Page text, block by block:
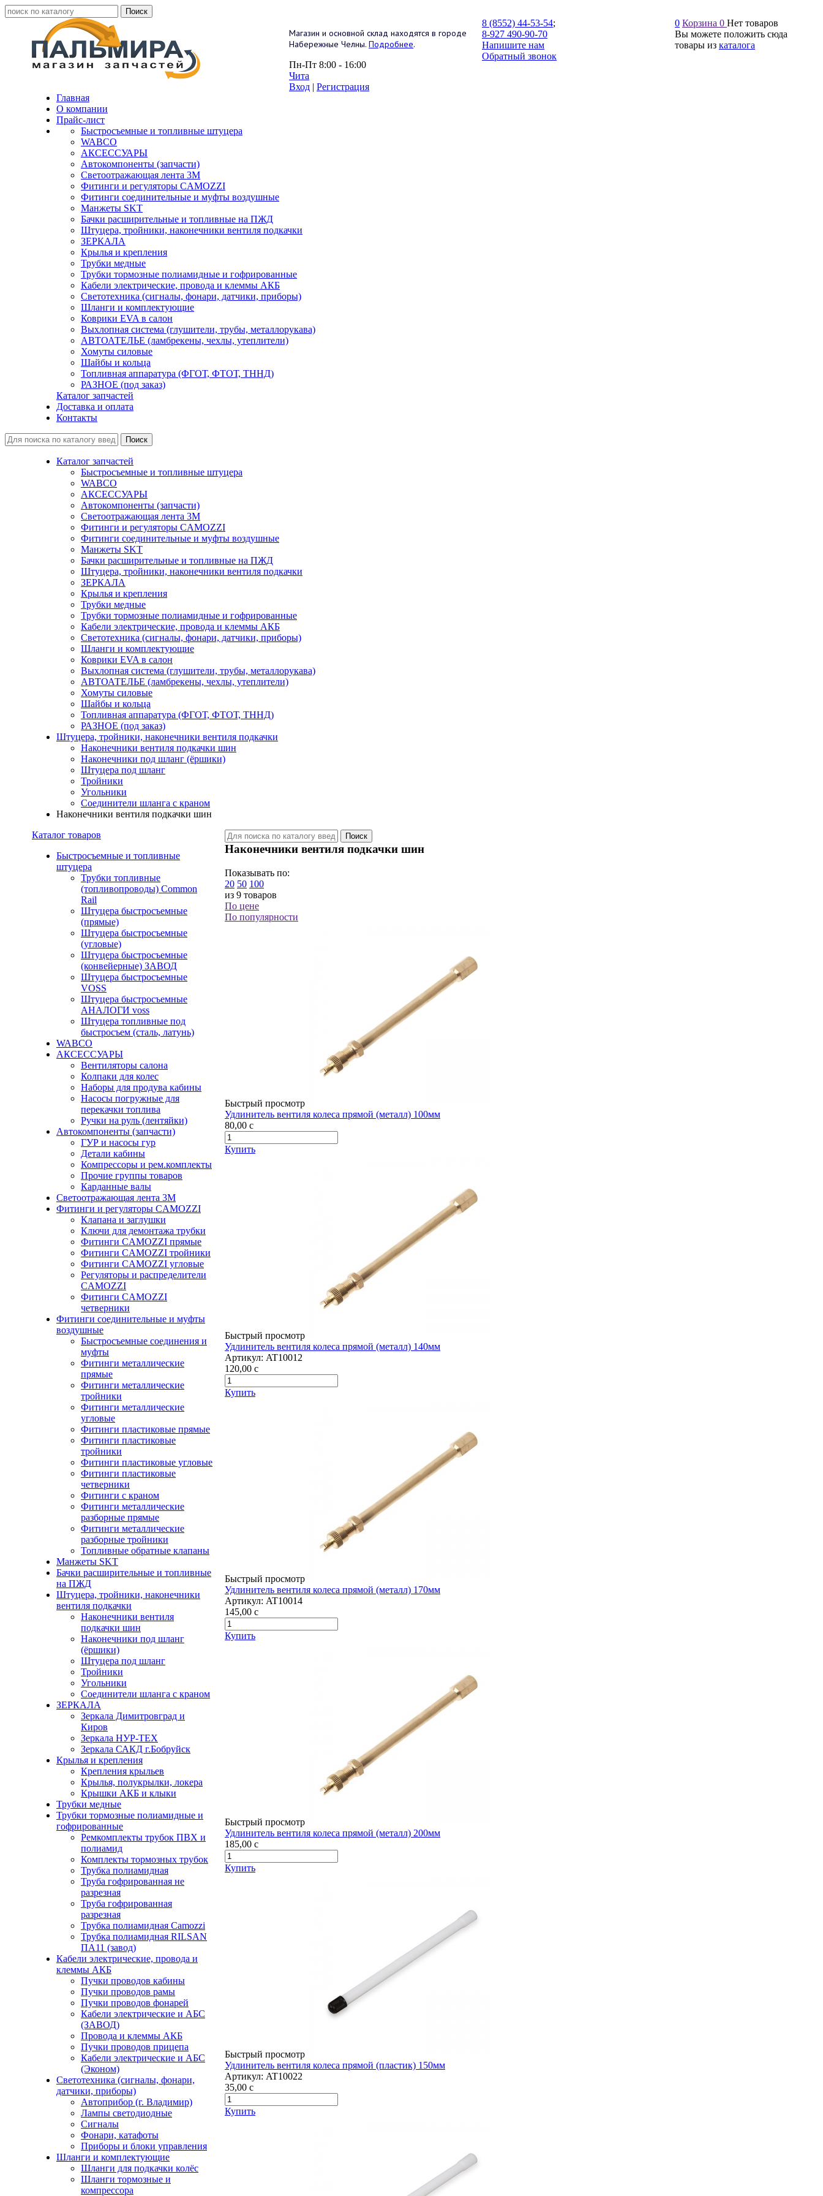
Магазин и основной склад находятся в городе
Набережные Челны. Подробнее.
Пн-Пт 8:00 - 16:00
Чита
Вход | Регистрация
8 (8552) 44-53-54;
8-927 490-90-70
Напишите нам
Обратный звонок
0 Корзина 0 Нет товаров
Вы можете положить сюда
товары из каталога
Главная
О компании
Прайс-лист
Быстросъемные и топливные штуцера
WABCO
АКСЕССУАРЫ
Автокомпоненты (запчасти)
Светоотражающая лента 3М
Фитинги и регуляторы CAMOZZI
Фитинги соединительные и муфты воздушные
Манжеты SKT
Бачки расширительные и топливные на ПЖД
Штуцера, тройники, наконечники вентиля подкачки
ЗЕРКАЛА
Крылья и крепления
Трубки медные
Трубки тормозные полиамидные и гофрированные
Кабели электрические, провода и клеммы АКБ
Светотехника (сигналы, фонари, датчики, приборы)
Шланги и комплектующие
Коврики EVA в салон
Выхлопная система (глушители, трубы, металлорукава)
АВТОАТЕЛЬЕ (ламбрекены, чехлы, утеплители)
Хомуты силовые
Шайбы и кольца
Топливная аппаратура (ФГОТ, ФТОТ, ТННД)
РАЗНОЕ (под заказ)
Каталог запчастей
Доставка и оплата
Контакты
Каталог запчастей
Быстросъемные и топливные штуцера
WABCO
АКСЕССУАРЫ
Автокомпоненты (запчасти)
Светоотражающая лента 3М
Фитинги и регуляторы CAMOZZI
Фитинги соединительные и муфты воздушные
Манжеты SKT
Бачки расширительные и топливные на ПЖД
Штуцера, тройники, наконечники вентиля подкачки
ЗЕРКАЛА
Крылья и крепления
Трубки медные
Трубки тормозные полиамидные и гофрированные
Кабели электрические, провода и клеммы АКБ
Светотехника (сигналы, фонари, датчики, приборы)
Шланги и комплектующие
Коврики EVA в салон
Выхлопная система (глушители, трубы, металлорукава)
АВТОАТЕЛЬЕ (ламбрекены, чехлы, утеплители)
Хомуты силовые
Шайбы и кольца
Топливная аппаратура (ФГОТ, ФТОТ, ТННД)
РАЗНОЕ (под заказ)
Штуцера, тройники, наконечники вентиля подкачки
Наконечники вентиля подкачки шин
Наконечники под шланг (ёршики)
Штуцера под шланг
Тройники
Угольники
Соединители шланга с краном
Наконечники вентиля подкачки шин
Каталог товаров
Быстросъемные и топливные
штуцера
Трубки топливные
(топливопроводы) Common
Rail
Штуцера быстросъемные
(прямые)
Штуцера быстросъемные
(угловые)
Штуцера быстросъемные
(конвейерные) ЗАВОД
Штуцера быстросъемные
VOSS
Штуцера быстросъемные
АНАЛОГИ voss
Штуцера топливные под
быстросъем (сталь, латунь)
WABCO
АКСЕССУАРЫ
Вентиляторы салона
Колпаки для колес
Наборы для продува кабины
Насосы погружные для
перекачки топлива
Ручки на руль (лентяйки)
Автокомпоненты (запчасти)
ГУР и насосы гур
Детали кабины
Компрессоры и рем.комплекты
Прочие группы товаров
Карданные валы
Светоотражающая лента 3М
Фитинги и регуляторы CAMOZZI
Клапана и заглушки
Ключи для демонтажа трубки
Фитинги CAMOZZI прямые
Фитинги CAMOZZI тройники
Фитинги CAMOZZI угловые
Регуляторы и распределители
CAMOZZI
Фитинги CAMOZZI
четверники
Фитинги соединительные и муфты
воздушные
Быстросъемные соединения и
муфты
Фитинги металлические
прямые
Фитинги металлические
тройники
Фитинги металлические
угловые
Фитинги пластиковые прямые
Фитинги пластиковые
тройники
Фитинги пластиковые угловые
Фитинги пластиковые
четверники
Фитинги с краном
Фитинги металлические
разборные прямые
Фитинги металлические
разборные тройники
Топливные обратные клапаны
Манжеты SKT
Бачки расширительные и топливные
на ПЖД
Штуцера, тройники, наконечники
вентиля подкачки
Наконечники вентиля
подкачки шин
Наконечники под шланг
(ёршики)
Штуцера под шланг
Тройники
Угольники
Соединители шланга с краном
ЗЕРКАЛА
Зеркала Димитровград и
Киров
Зеркала НУР-ТЕХ
Зеркала САКД г.Бобруйск
Крылья и крепления
Крепления крыльев
Крылья, полукрылки, локера
Крышки АКБ и клыки
Трубки медные
Трубки тормозные полиамидные и
гофрированные
Ремкомплекты трубок ПВХ и
полиамид
Комплекты тормозных трубок
Трубка полиамидная
Труба гофрированная не
разрезная
Труба гофрированная
разрезная
Трубка полиамидная Camozzi
Трубка полиамидная RILSAN
ПА11 (завод)
Кабели электрические, провода и
клеммы АКБ
Пучки проводов кабины
Пучки проводов рамы
Пучки проводов фонарей
Кабели электрические и АБС
(ЗАВОД)
Провода и клеммы АКБ
Пучки проводов прицепа
Кабели электрические и АБС
(Эконом)
Светотехника (сигналы, фонари,
датчики, приборы)
Автоприбор (г. Владимир)
Лампы светодиодные
Сигналы
Фонари, катафоты
Приборы и блоки управления
Шланги и комплектующие
Шланги для подкачки колёс
Шланги тормозные и
компрессора
Наконечники вентиля подкачки шин
Показывать по:
20 50 100
из 9 товаров
По цене
По популярности
Быстрый просмотр
Удлинитель вентиля колеса прямой (металл) 100мм
80,00 c
Купить
Быстрый просмотр
Удлинитель вентиля колеса прямой (металл) 140мм
Артикул: AT10012
120,00 c
Купить
Быстрый просмотр
Удлинитель вентиля колеса прямой (металл) 170мм
Артикул: AT10014
145,00 c
Купить
Быстрый просмотр
Удлинитель вентиля колеса прямой (металл) 200мм
185,00 c
Купить
Быстрый просмотр
Удлинитель вентиля колеса прямой (пластик) 150мм
Артикул: AT10022
35,00 c
Купить